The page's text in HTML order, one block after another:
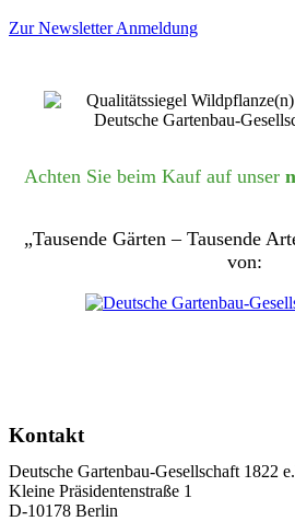
Zur Newsletter Anmeldung
Achten Sie beim Kauf auf unser
„Tausende Gärten – Tausende
von:
Kontakt
Deutsche Gartenbau-Gesellschaft 1822
Kleine Präsidentenstraße 1
D-10178 Berlin